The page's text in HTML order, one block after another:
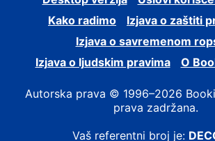
Kako radimo
Izjava o zaštiti
Izjava o savremenom
Izjava o ljudskim pravima
О
Autorska prava © 1996–2026
prava zadržana.
Vaš referentni broj je: